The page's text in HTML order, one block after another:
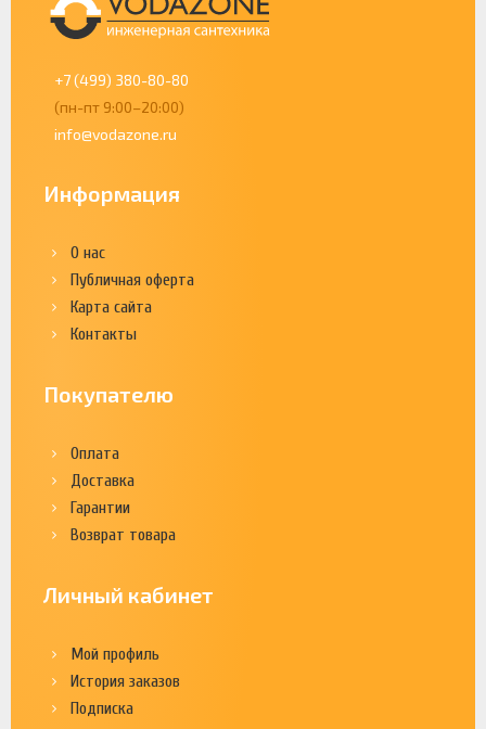
+7 (499) 380-80-80
(пн-пт 9:00–20:00)
info@vodazone.ru
Информация
О нас
Публичная оферта
Карта сайта
Контакты
Покупателю
Оплата
Доставка
Гарантии
Возврат товара
Личный кабинет
Мой профиль
История заказов
Подписка